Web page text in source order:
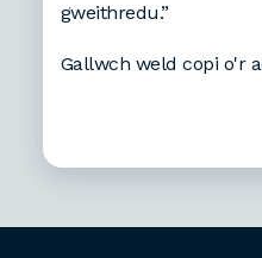
gweithredu.”
Gallwch weld copi o'r